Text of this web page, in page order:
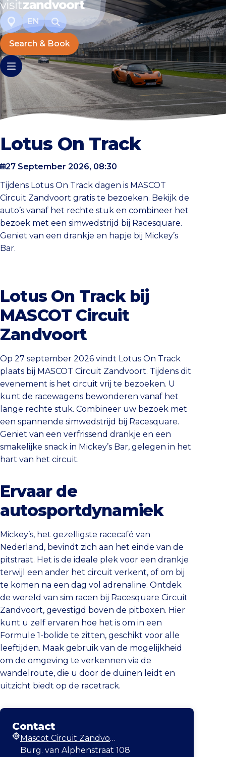
EN
Search & Book
Lotus On Track
27 September 2026, 08:30
Tijdens Lotus On Track dagen is MASCOT
Circuit Zandvoort gratis te bezoeken. Bekijk de
auto’s vanaf het rechte stuk en combineer het
bezoek met een simwedstrijd bij Racesquare.
Geniet van een drankje en hapje bij Mickey’s
Bar.
Lotus On Track bij
MASCOT Circuit
Zandvoort
Op 27 september 2026 vindt Lotus On Track
plaats bij MASCOT Circuit Zandvoort. Tijdens dit
evenement is het circuit vrij te bezoeken. U
kunt de racewagens bewonderen vanaf het
lange rechte stuk. Combineer uw bezoek met
een spannende simwedstrijd bij Racesquare.
Geniet van een verfrissend drankje en een
smakelijke snack in Mickey’s Bar, gelegen in het
hart van het circuit.
Ervaar de
autosportdynamiek
Mickey’s, het gezelligste racecafé van
Nederland, bevindt zich aan het einde van de
pitstraat. Het is de ideale plek voor een drankje
terwijl een ander het circuit verkent, of om bij
te komen na een dag vol adrenaline. Ontdek
de wereld van sim racen bij Racesquare Circuit
Zandvoort, gevestigd boven de pitboxen. Hier
kunt u zelf ervaren hoe het is om in een
Formule 1-bolide te zitten, geschikt voor alle
leeftijden. Maak gebruik van de mogelijkheid
om de omgeving te verkennen via de
wandelroute, die u door de duinen leidt en
uitzicht biedt op de racetrack.
Contact
Address
Mascot Circuit Zandvoort
Burg. van Alphenstraat 108